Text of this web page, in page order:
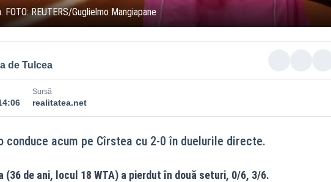
FOTO: REUTERS/Guglielmo Mangiapane
de Tulcea
Sursă
realitatea.net
conduce acum pe Cîrstea cu 2-0 în duelurile directe.
(36 de ani, locul 18 WTA) a pierdut în două seturi, 0/6, 3/6.